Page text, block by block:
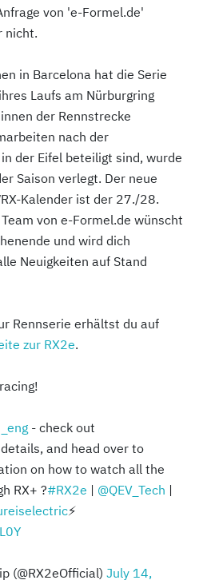
von 'e-Formel.de'
nicht.
in Barcelona hat die Serie
Laufs am Nürburgring
der Rennstrecke
nach der
der Eifel beteiligt sind, wurde
Saison verlegt. Der neue
Kalender ist der 27./28.
von e-Formel.de wünscht
und wird dich
Neuigkeiten auf Stand
Rennserie erhältst du auf
zur RX2e.
- check out
and head over to
on how to watch all the
RX+ ?#RX2e | @QEV_Tech |
⚡️
(@RX2eOfficial) July 14,